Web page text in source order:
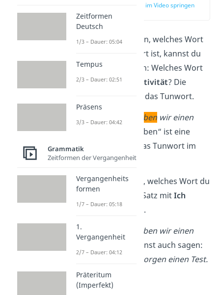
zur Stelle im Video springen
Um herauszufinden, welches Wort
im Satz ein Tunwort ist, kannst du
dich einfach fragen: Welches Wort
beschreibt eine
Aktivität? Die
Antwort darauf ist das Tunwort.
schreibenwir einen
„schreiben“ ist eine
Aktivität und das Tunwort im
Satz.
Oder du überlegst, welches Wort du
in einem anderen Satz mitIch
verwenden kannst.
Morgen schreiben wir einen
Du kannst auch sagen:
morgen einen Test.
oder
Zeitformen
Deutsch
1/3 – Dauer: 05:04
Tempus
2/3 – Dauer: 02:51
Präsens
3/3 – Dauer: 04:42
Grammatik
Zeitformen der Vergangenheit
Vergangenheits
formen
1/7 – Dauer: 05:18
1.
Vergangenheit
2/7 – Dauer: 04:12
Präteritum
(Imperfekt)